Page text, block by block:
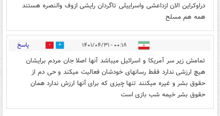
دراوکراین الان ازداعشی واسراییلی تاگردان رایشی ازوف والنصره هستند
همه هم مسلح
۰۰:۱۸ - ۱۴۰۱/۰۴/۳۱ 0 پاسخ
تمامش زیر سر آمریکا و اسرائیل میباشد آنها اصلا جان مردم برایشان
هیچ ارزشی ندارد فقط رسانهای خودشان فعالیت میکند و حی دم از
حقوق بشر و غیره میکنند تنها چیزی که برای آنها ارزش ندارد همان
حقوق بشر خیمه شب بازی است